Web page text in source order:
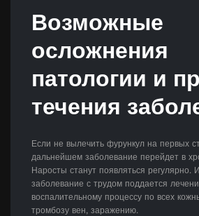
Возможные
осложнения
патологии и
течения
Если не вылечить фурункул на первых
дальнейшем заболевание перейдет в
Наросты станут появляться регулярно.
заболевание с трудом поддается
воспалительному процессу по всех
тромбозу вен, заражению.